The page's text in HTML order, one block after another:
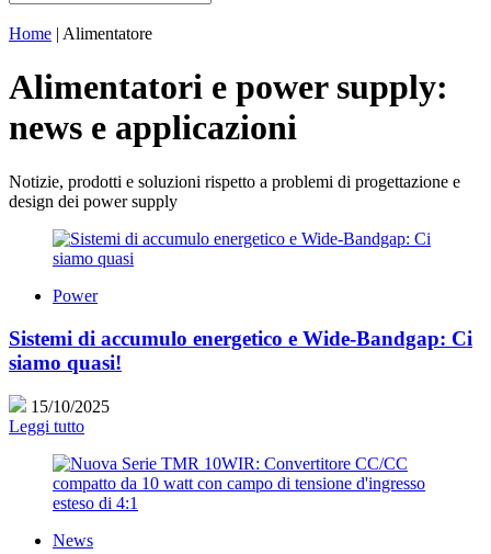
Home | Alimentatore
Alimentatori e power supply:
news e applicazioni
Notizie, prodotti e soluzioni rispetto a problemi di progettazione e
design dei power supply
Power
Sistemi di accumulo energetico e Wide-Bandgap: Ci
siamo quasi!
15/10/2025
Leggi tutto
News